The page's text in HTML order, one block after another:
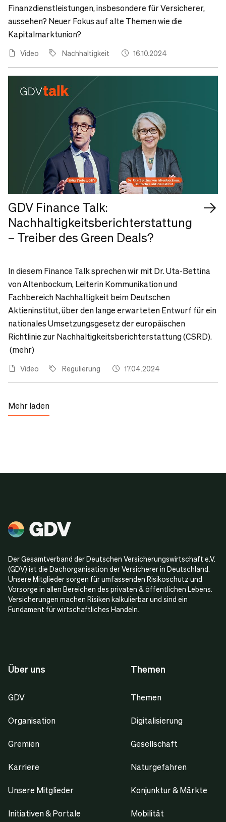
Finanzdienstleistungen, insbesondere für Versicherer,
aussehen? Neuer Fokus auf alte Themen wie die
Kapitalmarktunion?
Video Nachhaltigkeit 16.10.2024
GDV Finance Talk:
Nachhaltigkeitsberichterstattung
– Treiber des Green Deals?
In diesem Finance Talk sprechen wir mit Dr. Uta-Bettina
von Altenbockum, Leiterin Kommunikation und
Fachbereich Nachhaltigkeit beim Deutschen
Aktieninstitut, über den lange erwarteten Entwurf für ein
nationales Umsetzungsgesetz der europäischen
Richtlinie zur Nachhaltigkeitsberichterstattung (CSRD).
(mehr)
Video Regulierung 17.04.2024
Mehr laden
Der Gesamtverband der Deutschen Versicherungswirtschaft e.V.
(GDV) ist die Dachorganisation der Versicherer in Deutschland.
Unsere Mitglieder sorgen für umfassenden Risikoschutz und
Vorsorge in allen Bereichen des privaten & öffentlichen Lebens.
Versicherungen machen Risiken kalkulierbar und sind ein
Fundament für wirtschaftliches Handeln.
Über uns
GDV
Organisation
Gremien
Karriere
Unsere Mitglieder
Initiativen & Portale
Themen
Themen
Digitalisierung
Gesellschaft
Naturgefahren
Konjunktur & Märkte
Mobilität